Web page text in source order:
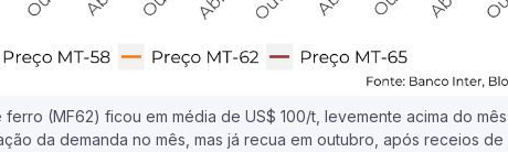
(MF62) ficou em média de US$ 100/t, levemente acima do mês
da demanda no mês, mas já recua em outubro, após receios de